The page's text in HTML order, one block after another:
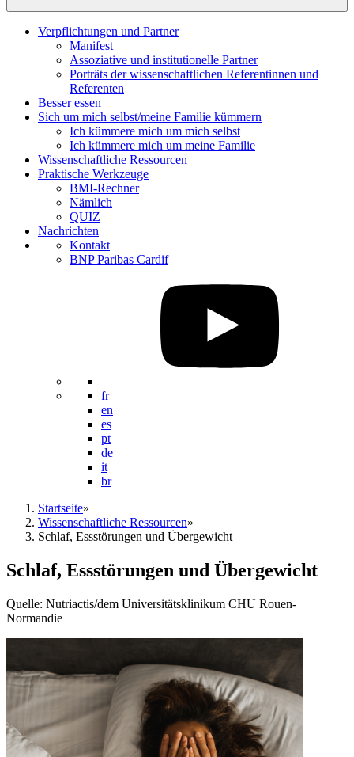
Verpflichtungen und Partner
Manifest
Assoziative und institutionelle Partner
Porträts der wissenschaftlichen Referentinnen und
Referenten
Besser essen
Sich um mich selbst/meine Familie kümmern
Ich kümmere mich um mich selbst
Ich kümmere mich um meine Familie
Wissenschaftliche Ressourcen
Praktische Werkzeuge
BMI-Rechner
Nämlich
QUIZ
Nachrichten
Kontakt
BNP Paribas Cardif
fr
en
es
pt
de
it
br
Startseite»
Wissenschaftliche Ressourcen»
Schlaf, Essstörungen und Übergewicht
Schlaf, Essstörungen und Übergewicht
Quelle: Nutriactis/dem Universitätsklinikum CHU Rouen-
Normandie